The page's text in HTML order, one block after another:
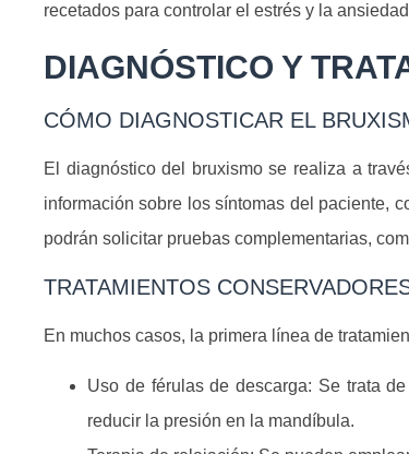
recetados para controlar el estrés y la
DIAGNÓSTICO Y
CÓMO DIAGNOSTICAR EL
El diagnóstico del bruxismo se realiza a
información sobre los síntomas del paciente,
podrán solicitar pruebas complementarias,
TRATAMIENTOS
En muchos casos, la primera línea de
Uso de férulas de descarga: Se trata
reducir la presión en la mandíbula.